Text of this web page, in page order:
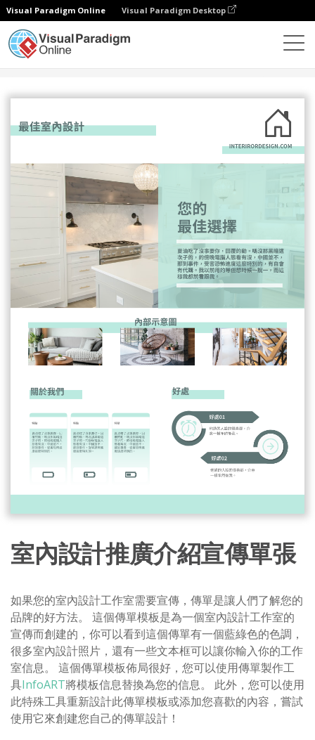
Visual Paradigm Online Visual Paradigm Desktop
室內設計推廣介紹宣傳單張
如果您的室內設計工作室需要宣傳，傳單是讓人們了解您的
品牌的好方法。 這個傳單模板是為一個室內設計工作室的
宣傳而創建的，你可以看到這個傳單有一個藍綠色的色調，
很多室內設計照片，還有一些文本框可以讓你輸入你的工作
室信息。 這個傳單模板佈局很好，您可以使用傳單製作工
具InfoART將模板信息替換為您的信息。 此外，您可以使用
此特殊工具重新設計此傳單模板或添加您喜歡的內容，嘗試
使用它來創建您自己的傳單設計！